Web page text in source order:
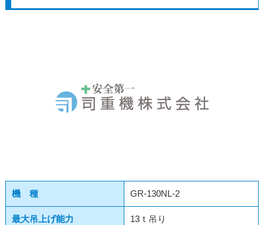
保有車両
機 種 GR-130NL-2
最大吊上げ能力 13ｔ吊り